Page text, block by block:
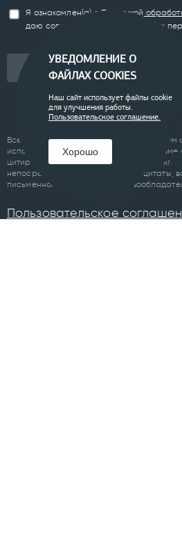
Я ознакомлен(а) с Политикой
даю согласие на обработку моих
Все материалы сайта являются
использование материалов сайта, кроме
цитирование с обязательной
непосредственно до либо после цитаты,
письменного разрешения
Пользовательское
УВЕДОМЛЕНИЕ О
ФАЙЛАХ COOKIES
Наш сайт использует файлы cookie
для улучшения работы.
Пользовательское соглашение.
Хорошо